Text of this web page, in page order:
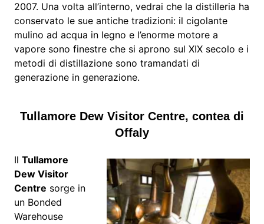
2007. Una volta all’interno, vedrai che la distilleria ha
conservato le sue antiche tradizioni: il cigolante
mulino ad acqua in legno e l’enorme motore a
vapore sono finestre che si aprono sul XIX secolo e i
metodi di distillazione sono tramandati di
generazione in generazione.
Tullamore Dew Visitor Centre, contea di
Offaly
Il Tullamore
Dew Visitor
Centre sorge in
un Bonded
Warehouse